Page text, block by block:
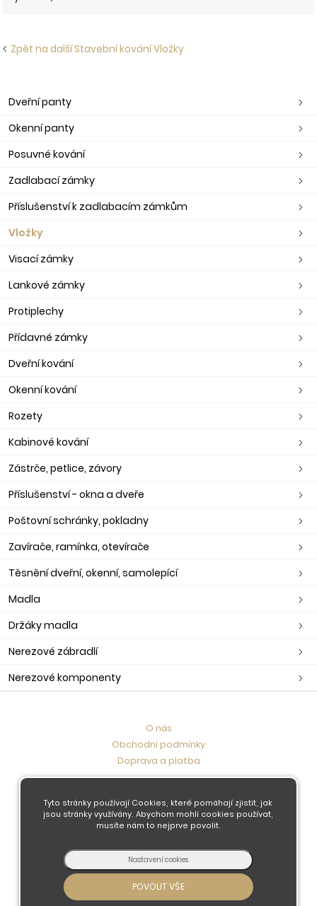
Zpět na další Stavební kování Vložky
Dveřní panty
Okenní panty
Posuvné kování
Zadlabací zámky
Příslušenství k zadlabacím zámkům
Vložky
Visací zámky
Lankové zámky
Protiplechy
Přídavné zámky
Dveřní kování
Okenní kování
Rozety
Kabinové kování
Zástrče, petlice, závory
Příslušenství - okna a dveře
Poštovní schránky, pokladny
Zavírače, ramínka, otevírače
Těsnění dveřní, okenní, samolepící
Madla
Držáky madla
Nerezové zábradlí
Nerezové komponenty
O nás
Obchodní podmínky
Doprava a platba
Kontaktujte nás
© 2026 - Developed by Insions.r.o. & Liberec
Tyto stránky používají Cookies, které pomáhají zjistit, jak
jsou stránky využívány. Abychom mohli cookies používat,
musíte nám to nejprve povolit.